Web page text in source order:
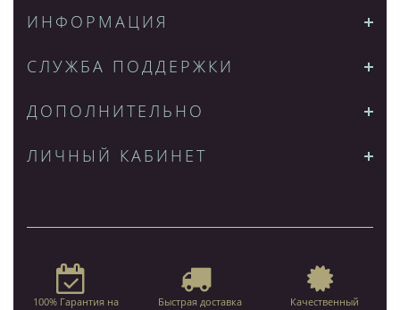
ИНФОРМАЦИЯ
СЛУЖБА ПОДДЕРЖКИ
ДОПОЛНИТЕЛЬНО
ЛИЧНЫЙ КАБИНЕТ
100% Гарантия на
Быстрая доставка
Качественный